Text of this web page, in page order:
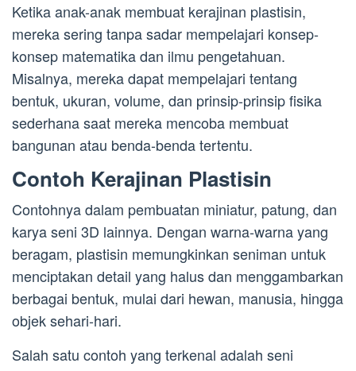
Ketika anak-anak membuat kerajinan plastisin,
mereka sering tanpa sadar mempelajari konsep-
konsep matematika dan ilmu pengetahuan.
Misalnya, mereka dapat mempelajari tentang
bentuk, ukuran, volume, dan prinsip-prinsip fisika
sederhana saat mereka mencoba membuat
bangunan atau benda-benda tertentu.
Contoh Kerajinan Plastisin
Contohnya dalam pembuatan miniatur, patung, dan
karya seni 3D lainnya. Dengan warna-warna yang
beragam, plastisin memungkinkan seniman untuk
menciptakan detail yang halus dan menggambarkan
berbagai bentuk, mulai dari hewan, manusia, hingga
objek sehari-hari.
Salah satu contoh yang terkenal adalah seni